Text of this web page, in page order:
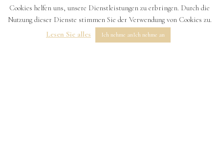
Cookies helfen uns, unsere Dienstleistungen zu erbringen. Durch die
Nutzung dieser Dienste stimmen Sie der Verwendung von Cookies zu.
Lesen Sie alles
Ich nehme anIch nehme an